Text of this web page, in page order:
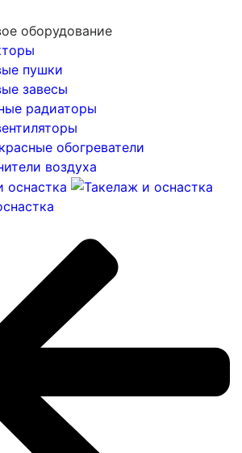
оборудование
пушки
завесы
радиаторы
обогреватели
воздуха